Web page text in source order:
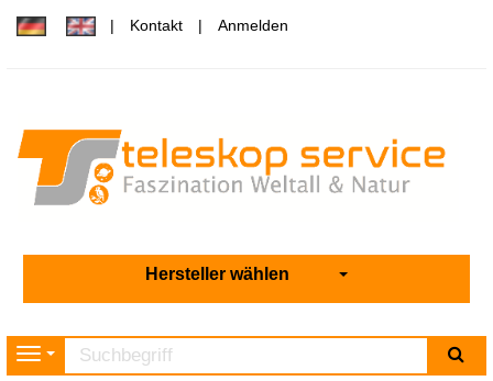
Kontakt Anmelden
Hersteller wählen
Navigation